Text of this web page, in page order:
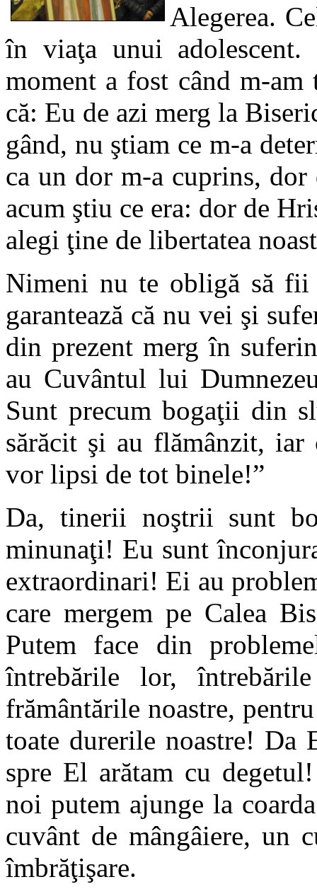
Alegerea.
în viaţa unui
moment a fost când m-
că: Eu de azi merg la
gând, nu ştiam ce m-a
ca un dor m-a cuprins,
acum ştiu ce era: dor de
alegi ţine de libertatea
Nimeni nu te obligă să
garantează că nu vei şi
din prezent merg în
au Cuvântul lui
Sunt precum bogaţii din
sărăcit şi au flămânzit,
vor lipsi de tot binele!”
Da, tinerii noştrii sunt
minunaţi! Eu sunt
extraordinari! Ei au
care mergem pe Calea
Putem face din
întrebările lor,
frământările noastre,
toate durerile noastre!
spre El arătam cu
noi putem ajunge la
cuvânt de mângâiere, un
îmbrăţişare.